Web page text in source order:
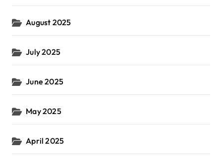
August 2025
July 2025
June 2025
May 2025
April 2025